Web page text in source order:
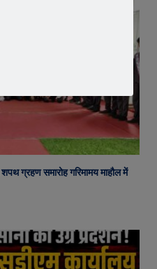
ग्रहण समारोह गरिमामय माहौल में